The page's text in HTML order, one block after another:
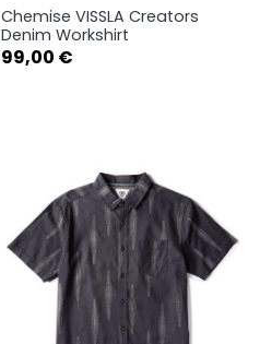
 Aperçu rapide
S
Chemise VISSLA Creators
Denim Workshirt
Prix
99,00 €